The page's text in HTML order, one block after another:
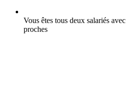
Vous êtes tous deux salariés
proches